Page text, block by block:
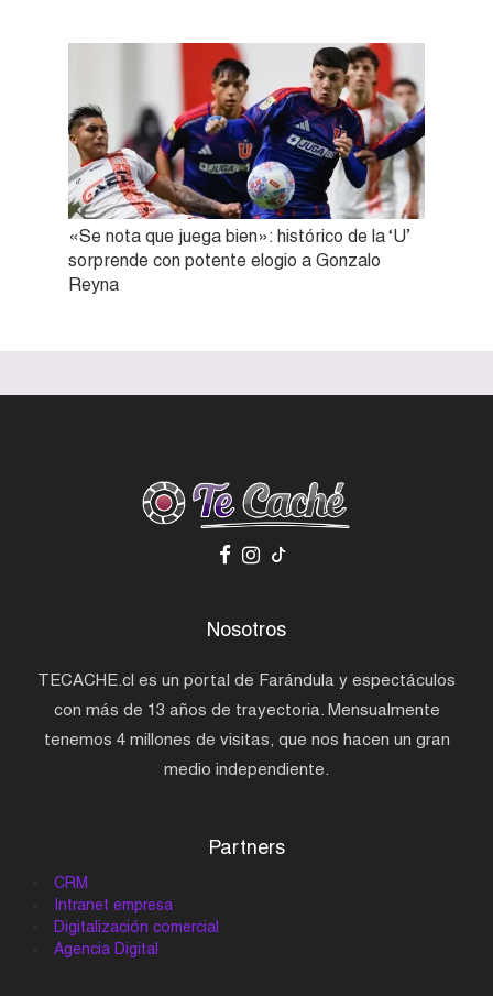
«Se nota que juega bien»: histórico de la ‘U’
sorprende con potente elogio a Gonzalo
Reyna
Nosotros
TECACHE.cl es un portal de Farándula y espectáculos
con más de 13 años de trayectoria. Mensualmente
tenemos 4 millones de visitas, que nos hacen un gran
medio independiente.
Partners
CRM
Intranet empresa
Digitalización comercial
Agencia Digital